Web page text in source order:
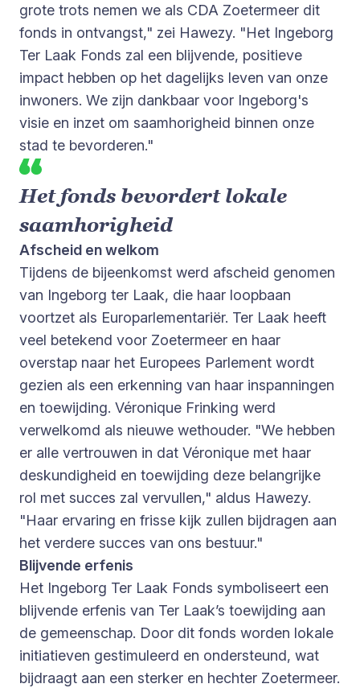
grote trots nemen we als CDA Zoetermeer dit
fonds in ontvangst," zei Hawezy. "Het Ingeborg
Ter Laak Fonds zal een blijvende, positieve
impact hebben op het dagelijks leven van onze
inwoners. We zijn dankbaar voor Ingeborg's
visie en inzet om saamhorigheid binnen onze
stad te bevorderen."
Het fonds bevordert lokale
saamhorigheid
Afscheid en welkom
Tijdens de bijeenkomst werd afscheid genomen
van Ingeborg ter Laak, die haar loopbaan
voortzet als Europarlementariër. Ter Laak heeft
veel betekend voor Zoetermeer en haar
overstap naar het Europees Parlement wordt
gezien als een erkenning van haar inspanningen
en toewijding. Véronique Frinking werd
verwelkomd als nieuwe wethouder. "We hebben
er alle vertrouwen in dat Véronique met haar
deskundigheid en toewijding deze belangrijke
rol met succes zal vervullen," aldus Hawezy.
"Haar ervaring en frisse kijk zullen bijdragen aan
het verdere succes van ons bestuur."
Blijvende erfenis
Het Ingeborg Ter Laak Fonds symboliseert een
blijvende erfenis van Ter Laak’s toewijding aan
de gemeenschap. Door dit fonds worden lokale
initiatieven gestimuleerd en ondersteund, wat
bijdraagt aan een sterker en hechter Zoetermeer.